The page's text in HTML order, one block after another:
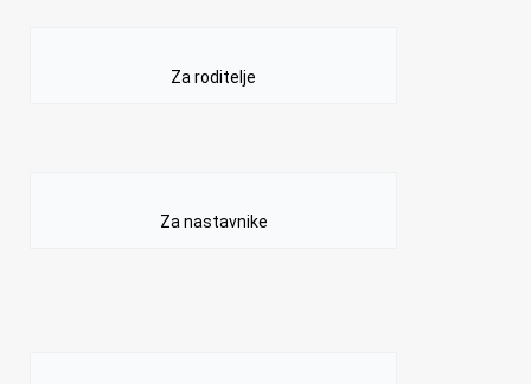
Za roditelje
Za nastavnike